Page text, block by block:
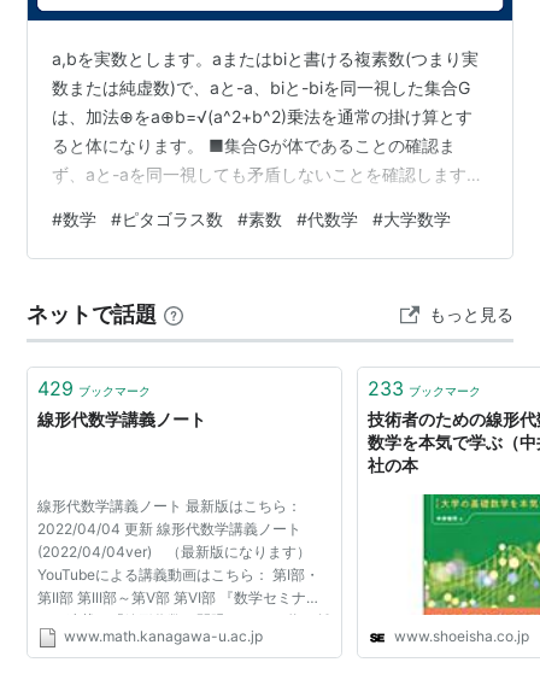
a,bを実数とします。aまたはbiと書ける複素数(つまり実
数または純虚数)で、aと-a、biと-biを同一視した集合G
は、加法⊕をa⊕b=√(a^2+b^2)乗法を通常の掛け算とす
ると体になります。 ■集合Gが体であることの確認ま
ず、aと-aを同一視しても矛盾しないことを確認します。
なので、 a⊕b=(-a)⊕b(-a)×b=-ab=ab=a×b （abと-ab
も同一視されるので）よってaと-aを同一視しても矛盾し
になるので、加法⊕で閉じています…
#数学 #ピタゴラス数 #素数 #代数学 #大学数学
ネットで話題 もっと見る
429 ブックマーク
線形代数学講義ノート
線形代数学講義ノート 最新版はこちら：
2022/04/04 更新 線形代数学講義ノート
(2022/04/04ver) （最新版になります）
YouTubeによる講義動画はこちら： 第I部・
第II部 第III部～第V部 第VI部 『数学セミナ
ー』連載 「線形代数に開眼する12の道」 雑
誌『数学セミナー』（日本評論社）で連載し
www.math.kanagawa-u.ac.jp
233 ブックマーク
技術者のための線形
数学を本気で学ぶ（
社の本
www.shoeisha.co.jp